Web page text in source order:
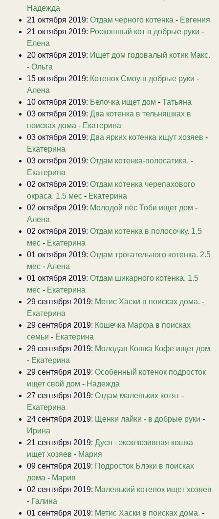
Надежда
21 октября 2019: Отдам черного котенка - Евгения
21 октября 2019: Роскошный кот в добрые руки -
Елена
20 октября 2019: Ищет дом годовалый котик Макс.
- Ольга
15 октября 2019: Котенок Смоу в добрые руки -
Алена
10 октября 2019: Белочка ищет дом - Татьяна
03 октября 2019: Два котенка в тельняшках в
поисках дома - Екатерина
03 октября 2019: Два ярких котенка ищут хозяев -
Екатерина
03 октября 2019: Отдам котенка-полосатика. -
Екатерина
02 октября 2019: Отдам котенка черепахового
окраса. 1.5 мес - Екатерина
02 октября 2019: Молодой пёс Тоби ищет дом -
Алена
02 октября 2019: Отдам котенка в полосочку. 1.5
мес - Екатерина
01 октября 2019: Отдам трогательного котенка. 2.5
мес - Алена
01 октября 2019: Отдам шикарного котенка. 1.5
мес - Екатерина
29 сентября 2019: Метис Хаски в поисках дома. -
Екатерина
29 сентября 2019: Кошечка Марфа в поисках
семьи - Екатерина
29 сентября 2019: Молодая Кошка Кофе ищет дом
- Екатерина
29 сентября 2019: Особенный котенок подросток
ищет свой дом - Надежда
27 сентября 2019: Отдам маленьких котят -
Екатерина
24 сентября 2019: Щенки лайки - в добрые руки -
Ирина
21 сентября 2019: Дуся - эксклюзивная кошка
ищет хозяев - Мария
09 сентября 2019: Подросток Блэки в поисках
дома - Мария
02 сентября 2019: Маленький котенок ищет хозяев
- Галина
01 сентября 2019: Метис Хаски в поисках дома. -